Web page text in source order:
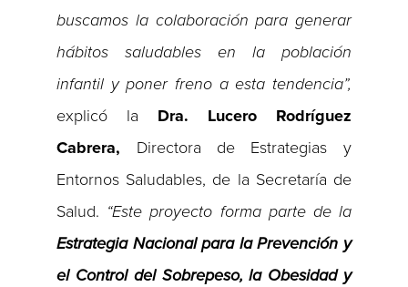
buscamos la colaboración para generar
hábitos saludables en la población
infantil y poner freno a esta tendencia”,
explicó la Dra. Lucero Rodríguez
Cabrera, Directora de Estrategias y
Entornos Saludables, de la Secretaría de
Salud. “Este proyecto forma parte de la
Estrategia Nacional para la Prevención y
el Control del Sobrepeso, la Obesidad y